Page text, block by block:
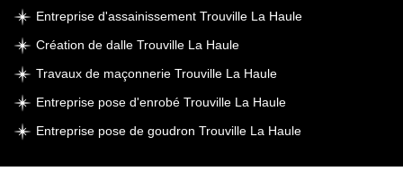
Entreprise d'assainissement Trouville La Haule
Création de dalle Trouville La Haule
Travaux de maçonnerie Trouville La Haule
Entreprise pose d'enrobé Trouville La Haule
Entreprise pose de goudron Trouville La Haule